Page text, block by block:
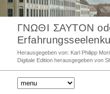
ΓΝΩΘΙ ΣΑΥΤΟΝ
Herausgegeben von: Karl Philipp
Digitale Edition herausgegeben von